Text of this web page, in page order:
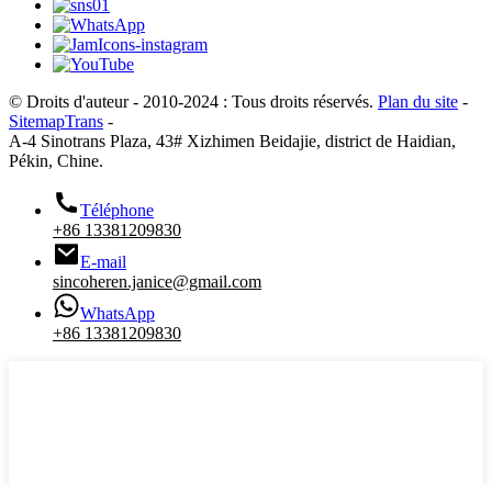
© Droits d'auteur - 2010-2024 : Tous droits réservés. Plan du site -
SitemapTrans -
A-4 Sinotrans Plaza, 43# Xizhimen Beidajie, district de Haidian,
Pékin, Chine.
Téléphone
+86 13381209830
E-mail
sincoheren.janice@gmail.com
WhatsApp
+86 13381209830